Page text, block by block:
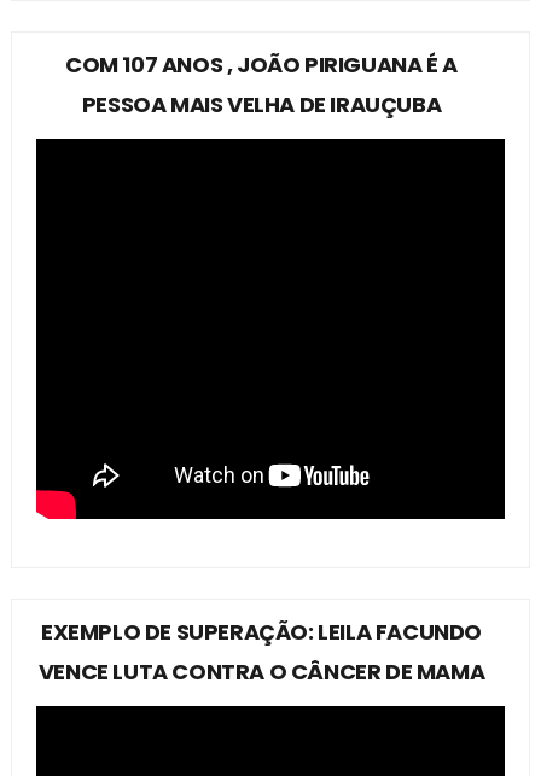
COM 107 ANOS , JOÃO PIRIGUANA É A
PESSOA MAIS VELHA DE IRAUÇUBA
EXEMPLO DE SUPERAÇÃO: LEILA FACUNDO
VENCE LUTA CONTRA O CÂNCER DE MAMA